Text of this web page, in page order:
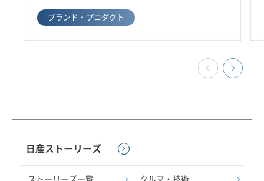
ブランド・プロダクト
日産ストーリーズ